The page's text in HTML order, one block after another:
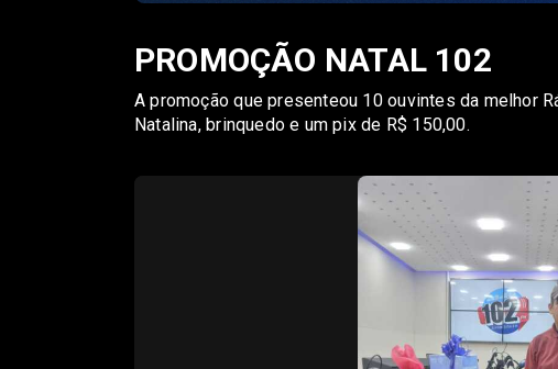
PROMOÇÃO NATAL 102
A promoção que presenteou 10 ouvintes da melhor
Natalina, brinquedo e um pix de R$ 150,00.